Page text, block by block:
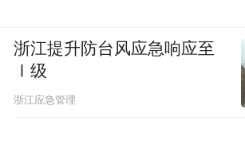
浙江提升防台风应急响应至
Ⅰ级
浙江应急管理